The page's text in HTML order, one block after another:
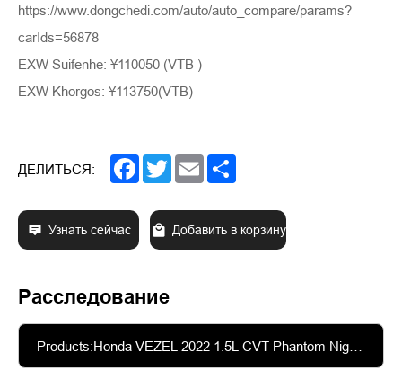
https://www.dongchedi.com/auto/auto_compare/params?
carIds=56878
EXW Suifenhe: ¥110050 (VTB )
EXW Khorgos: ¥113750(VTB)
ДЕЛИТЬСЯ: Facebook
TwitterEmail
Узнать сейчас Добавить в корзину
Расследование